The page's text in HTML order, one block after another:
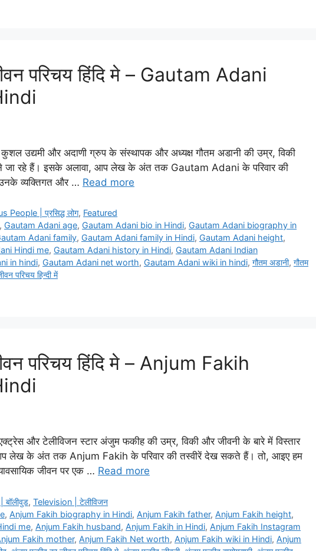
परिचय हिंदि मे – Gautam Adani
उद्यमी और अदाणी ग्रुप के संस्थापक और अध्यक्ष गौतम अडानी की उम्र, विकी
जा रहे हैं। इसके अलावा, आप लेख के अंत तक Gautam Adani के परिवार की
व्यक्तिगत और … Read more
People | प्रसिद्ध लोग, Featured
, Gautam Adani age, Gautam Adani bio in Hindi, Gautam Adani biography in
Adani family, Gautam Adani family in Hindi, Gautam Adani height,
Hindi me, Gautam Adani history in Hindi, Gautam Adani Indian
in hindi, Gautam Adani net worth, Gautam Adani wiki in hindi, गौतम अडानी, गौतम
परिचय हिन्दी में
परिचय हिंदि मे – Anjum Fakih
और टेलीविजन स्टार अंजुम फकीह की उम्र, विकी और जीवनी के बारे में विस्तार
लेख के अंत तक Anjum Fakih के परिवार की तस्वीरें देख सकते हैं। तो, आइए हम
जीवन पर एक … Read more
,Television | टेलीविजन
, Anjum Fakih biography in Hindi, Anjum Fakih father, Anjum Fakih height,
me, Anjum Fakih husband, Anjum Fakih in Hindi, Anjum Fakih Instagram
Fakih mother, Anjum Fakih Net worth, Anjum Fakih wiki in Hindi, Anjum